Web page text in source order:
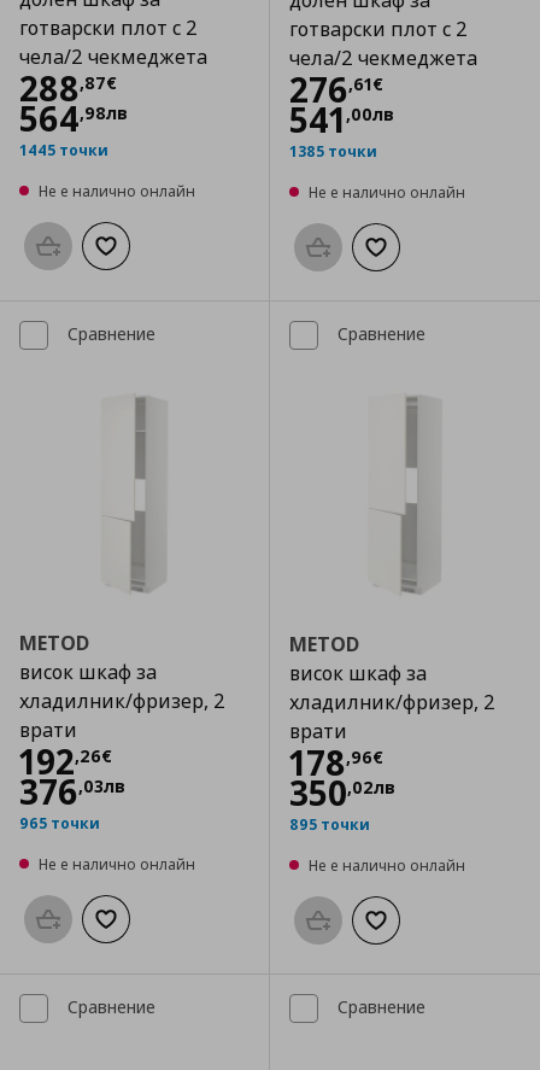
готварски плот с 2
чела/2 чекмеджета
288,87€
Цена288,87 €
564,98лв
1445 точки
Не е налично онлайн
Προσθήκη στο καλάθι
Добави към списъка с любими
готварски плот с 2
чела/2 чекмеджета
276,61€
Цена
541 ,00лв
1385 точки
Не е налично онлайн
Προσθήκη στο καλάθι
Добави към
Сравнение
METOD
висок шкаф за
хладилник/фризер, 2
врати
192,26€
Цена
376,03лв
965 точки
Не е налично онлайн
Προσθήκη στο καλάθι
Добави към списъка с любими
Сравнение
METOD
висок шкаф за
хладилник/фризер, 2
врати
178,96€
Цена
350,02лв
895 точки
Не е налично онлайн
Προσθήκη στο καλάθι
Добави към
Сравнение Сравнение